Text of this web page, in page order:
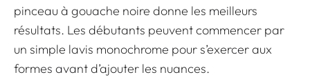
pinceau à gouache noire donne les meilleurs
résultats. Les débutants peuvent commencer par
un simple lavis monochrome pour s’exercer aux
formes avant d’ajouter les nuances.